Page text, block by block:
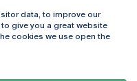
Online
data, to improve our
give you a great website
cookies we use open the